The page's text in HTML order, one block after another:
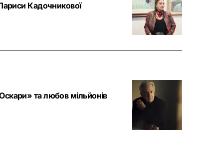
Кадочникової
та любов мільйонів